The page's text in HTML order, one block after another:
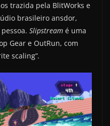
trazida pela BlitWorks e
brasileiro ansdor,
Slipstream é uma
Gear e OutRun, com
scaling”.